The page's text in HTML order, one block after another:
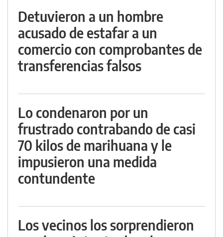
Detuvieron a un hombre
acusado de estafar a un
comercio con comprobantes de
transferencias falsos
Lo condenaron por un
frustrado contrabando de casi
70 kilos de marihuana y le
impusieron una medida
contundente
Los vecinos los sorprendieron